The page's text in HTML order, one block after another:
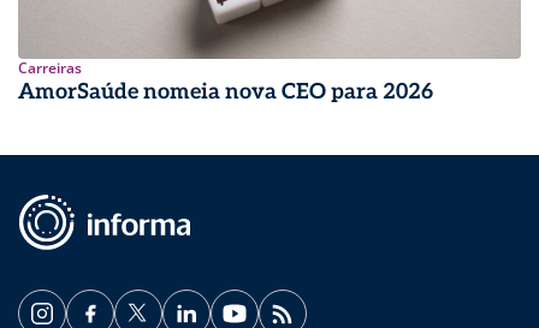
Carreiras
AmorSaúde nomeia nova CEO para 2026